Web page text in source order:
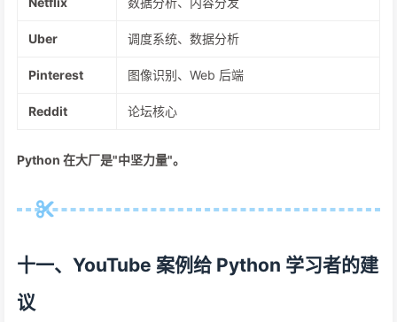
Uber 调度系统、数据分析
Pinterest 图像识别、Web 后端
Reddit 论坛核心
Python 在大厂是"中坚力量"。
十一、YouTube 案例给 Python 学习者的建
议